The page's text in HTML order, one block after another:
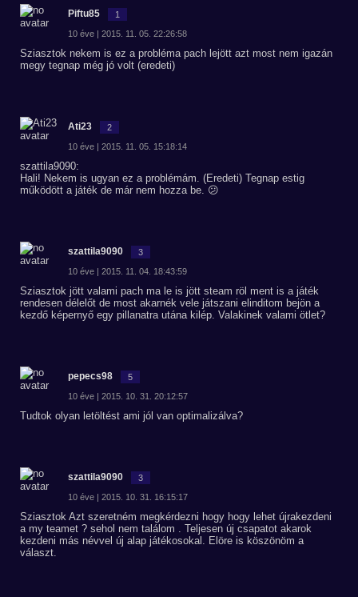
Piftu85 1
10 éve | 2015. 11. 05. 22:26:58
Sziasztok nekem is ez a probléma pach lejött azt most nem igazán
megy tegnap még jó volt (eredeti)
Ati23 2
10 éve | 2015. 11. 05. 15:18:14
szattila9090:
Hali! Nekem is ugyan ez a problémám. (Eredeti) Tegnap estig
működött a játék de már nem hozza be. 😕
szattila9090 3
10 éve | 2015. 11. 04. 18:43:59
Sziasztok jött valami pach ma le is jött steam röl ment is a játék
rendesen délelőt de most akarnék vele játszani elinditom bejön a
kezdő képernyő egy pillanatra utána kilép. Valakinek valami ötlet?
pepecs98 5
10 éve | 2015. 10. 31. 20:12:57
Tudtok olyan letöltést ami jól van optimalizálva?
szattila9090 3
10 éve | 2015. 10. 31. 16:15:17
Sziasztok Azt szeretném megkérdezni hogy hogy lehet újrakezdeni
a my teamet ? sehol nem találom . Teljesen új csapatot akarok
kezdeni más névvel új alap játékosokal. Elöre is köszönöm a
választ.